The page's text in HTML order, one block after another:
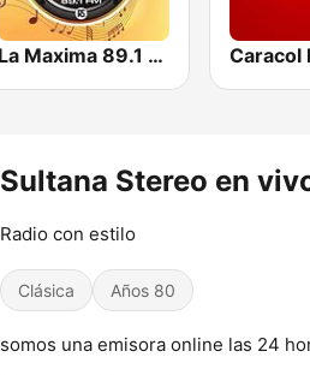
La Maxima 89.1 FM Caracol
Sultana Stereo en
Radio con estilo
Clásica Años 80
somos una emisora online las 24